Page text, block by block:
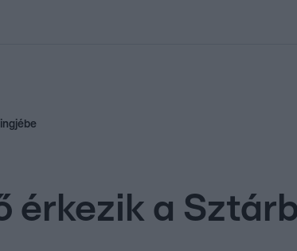
érkezik a